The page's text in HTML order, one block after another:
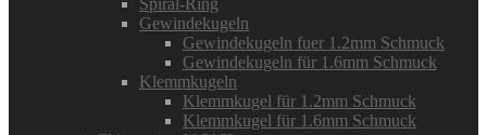
Spiral-Ring
Gewindekugeln
Gewindekugeln fuer 1.2mm Schmuck
Gewindekugeln für 1.6mm Schmuck
Klemmkugeln
Klemmkugel für 1.2mm Schmuck
Klemmkugel für 1.6mm Schmuck